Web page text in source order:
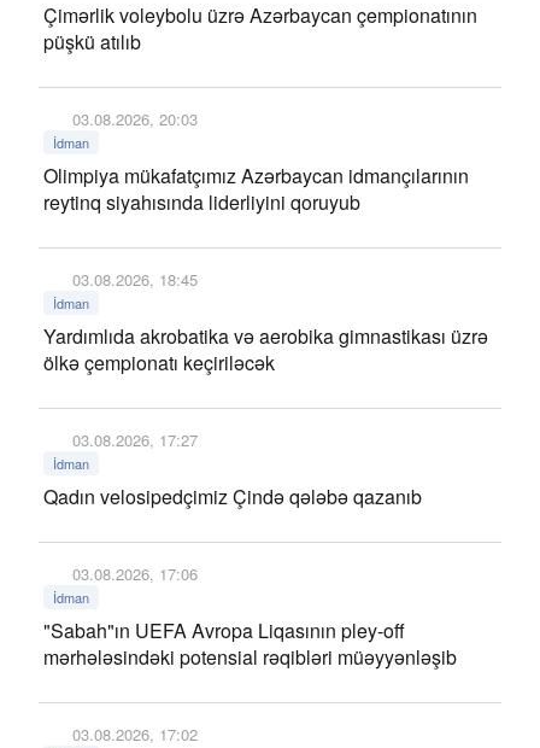
Çimərlik voleybolu üzrə Azərbaycan çempionatının
püşkü atılıb
03.08.2026, 20:03
İdman
Olimpiya mükafatçımız Azərbaycan idmançılarının
reytinq siyahısında liderliyini qoruyub
03.08.2026, 18:45
İdman
Yardımlıda akrobatika və aerobika gimnastikası üzrə
ölkə çempionatı keçiriləcək
03.08.2026, 17:27
İdman
Qadın velosipedçimiz Çində qələbə qazanıb
03.08.2026, 17:06
İdman
"Sabah"ın UEFA Avropa Liqasının pley-off
mərhələsindəki potensial rəqibləri müəyyənləşib
03.08.2026, 17:02